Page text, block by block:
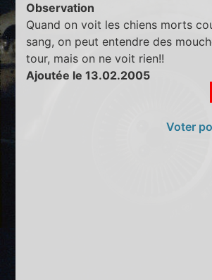
Observation
Quand on voit les chiens morts
sang, on peut entendre des
tour, mais on ne voit rien!!
Ajoutée le 13.02.2005
Voter